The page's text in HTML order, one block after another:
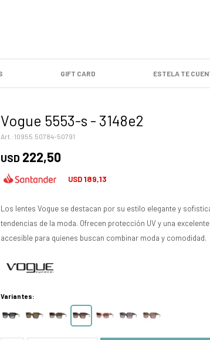
GIFT CARD ESTELA TE
Vogue 5553-s - 3148e2
10955.50784-50791
USD 222,50
USD189,13
Los lentes Vogue se destacan por su estilo elegante y
tendencias de la moda. Ofrecen protección UV y una
accesible para quienes buscan combinar moda y comodidad.
Variantes: